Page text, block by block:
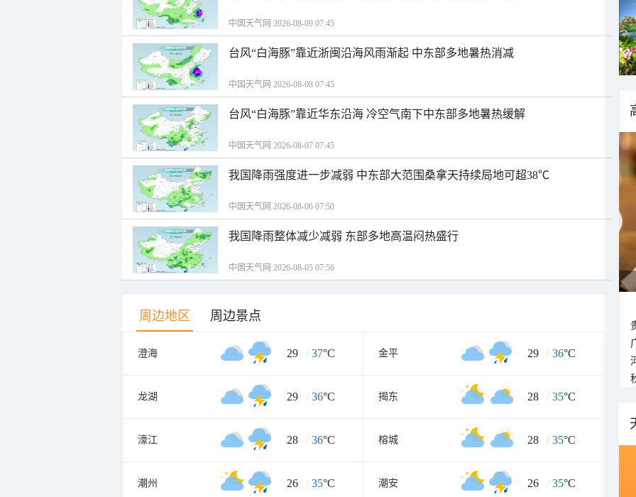
中国天气网 2026-08-09 07:45
台风“白海豚”靠近浙闽沿海风雨渐起 中东部多地暑热消减
中国天气网 2026-08-08 07:45
台风“白海豚”靠近华东沿海 冷空气南下中东部多地暑热缓解
中国天气网 2026-08-07 07:45
我国降雨强度进一步减弱 中东部大范围桑拿天持续局地可超38℃
中国天气网 2026-08-06 07:50
我国降雨整体减少减弱 东部多地高温闷热盛行
中国天气网 2026-08-05 07:56
周边地区 周边景点
澄海 29 / 37°C 金平 29 / 36°C
龙湖 29 / 36°C 揭东 28 / 35°C
濠江 28 / 36°C 榕城 28 / 35°C
潮州 26 / 35°C 潮安 26 / 35°C